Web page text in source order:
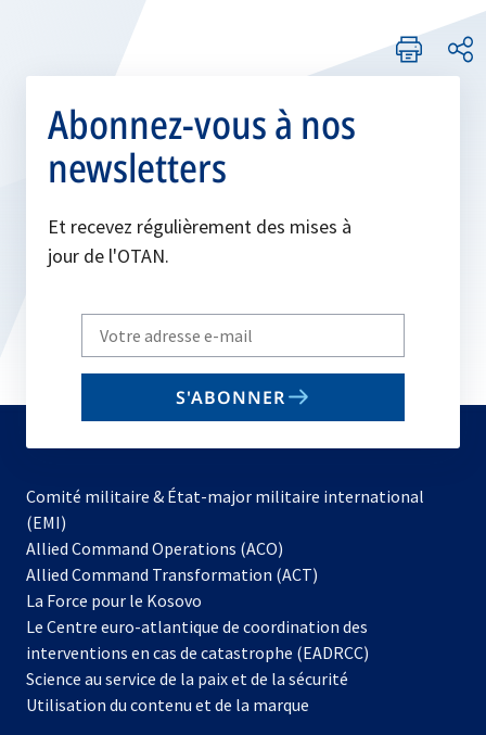
Abonnez-vous à nos
newsletters
Et recevez régulièrement des mises à
jour de l'OTAN.
Write
your
email
S'ABONNER
Comité militaire & État-major militaire international
(EMI)
Allied Command Operations (ACO)
dans
nouvel
onglet
Allied Command Transformation (ACT)
La Force pour le Kosovo
dans
un
nouvel
onglet
Le Centre euro-atlantique de coordination des
interventions en cas de catastrophe (EADRCC)
Science au service de la paix et de la sécurité
Utilisation du contenu et de la marque